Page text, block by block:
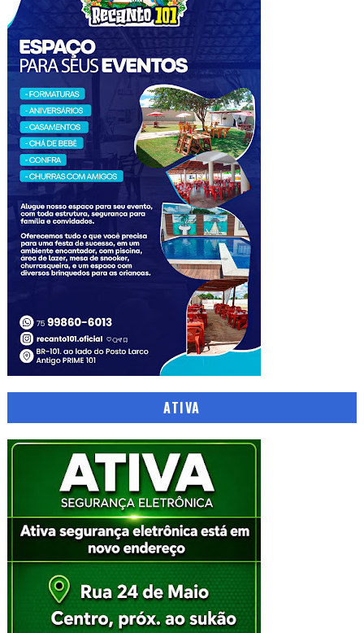
ATIVA